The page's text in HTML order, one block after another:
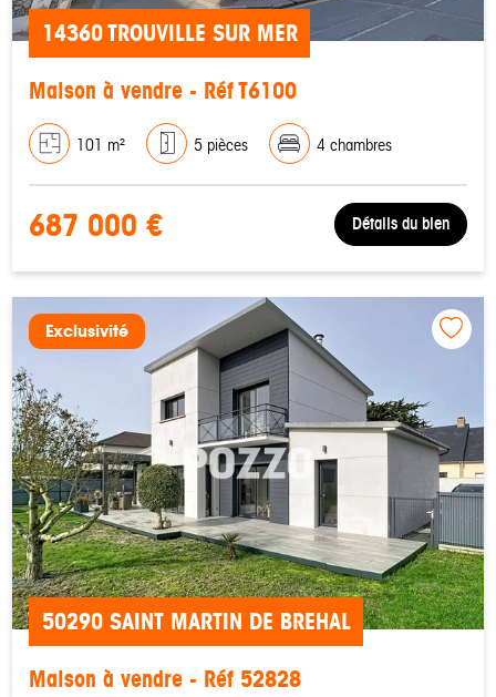
14360 TROUVILLE SUR MER
Maison à vendre - Réf T6100
101 m² 5 pièces 4 chambres
687 000 € Détails du bien
Exclusivité
50290 SAINT MARTIN DE BREHAL
Maison à vendre - Réf 52828